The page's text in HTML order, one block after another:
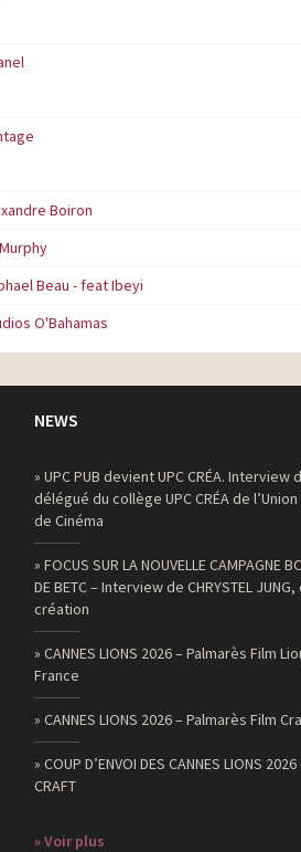
Boiron
Beau - feat Ibeyi
O'Bahamas
NEWS
» UPC PUB devient UPC CRÉA. Interview
délégué du collège UPC CRÉA de
de Cinéma
» FOCUS SUR LA NOUVELLE CAMPAGNE
DE BETC – Interview de CHRYSTEL
création
» CANNES LIONS 2026 – Palmarès Film
France
» CANNES LIONS 2026 – Palmarès Film
» COUP D’ENVOI DES CANNES LIONS
CRAFT
» Voir plus